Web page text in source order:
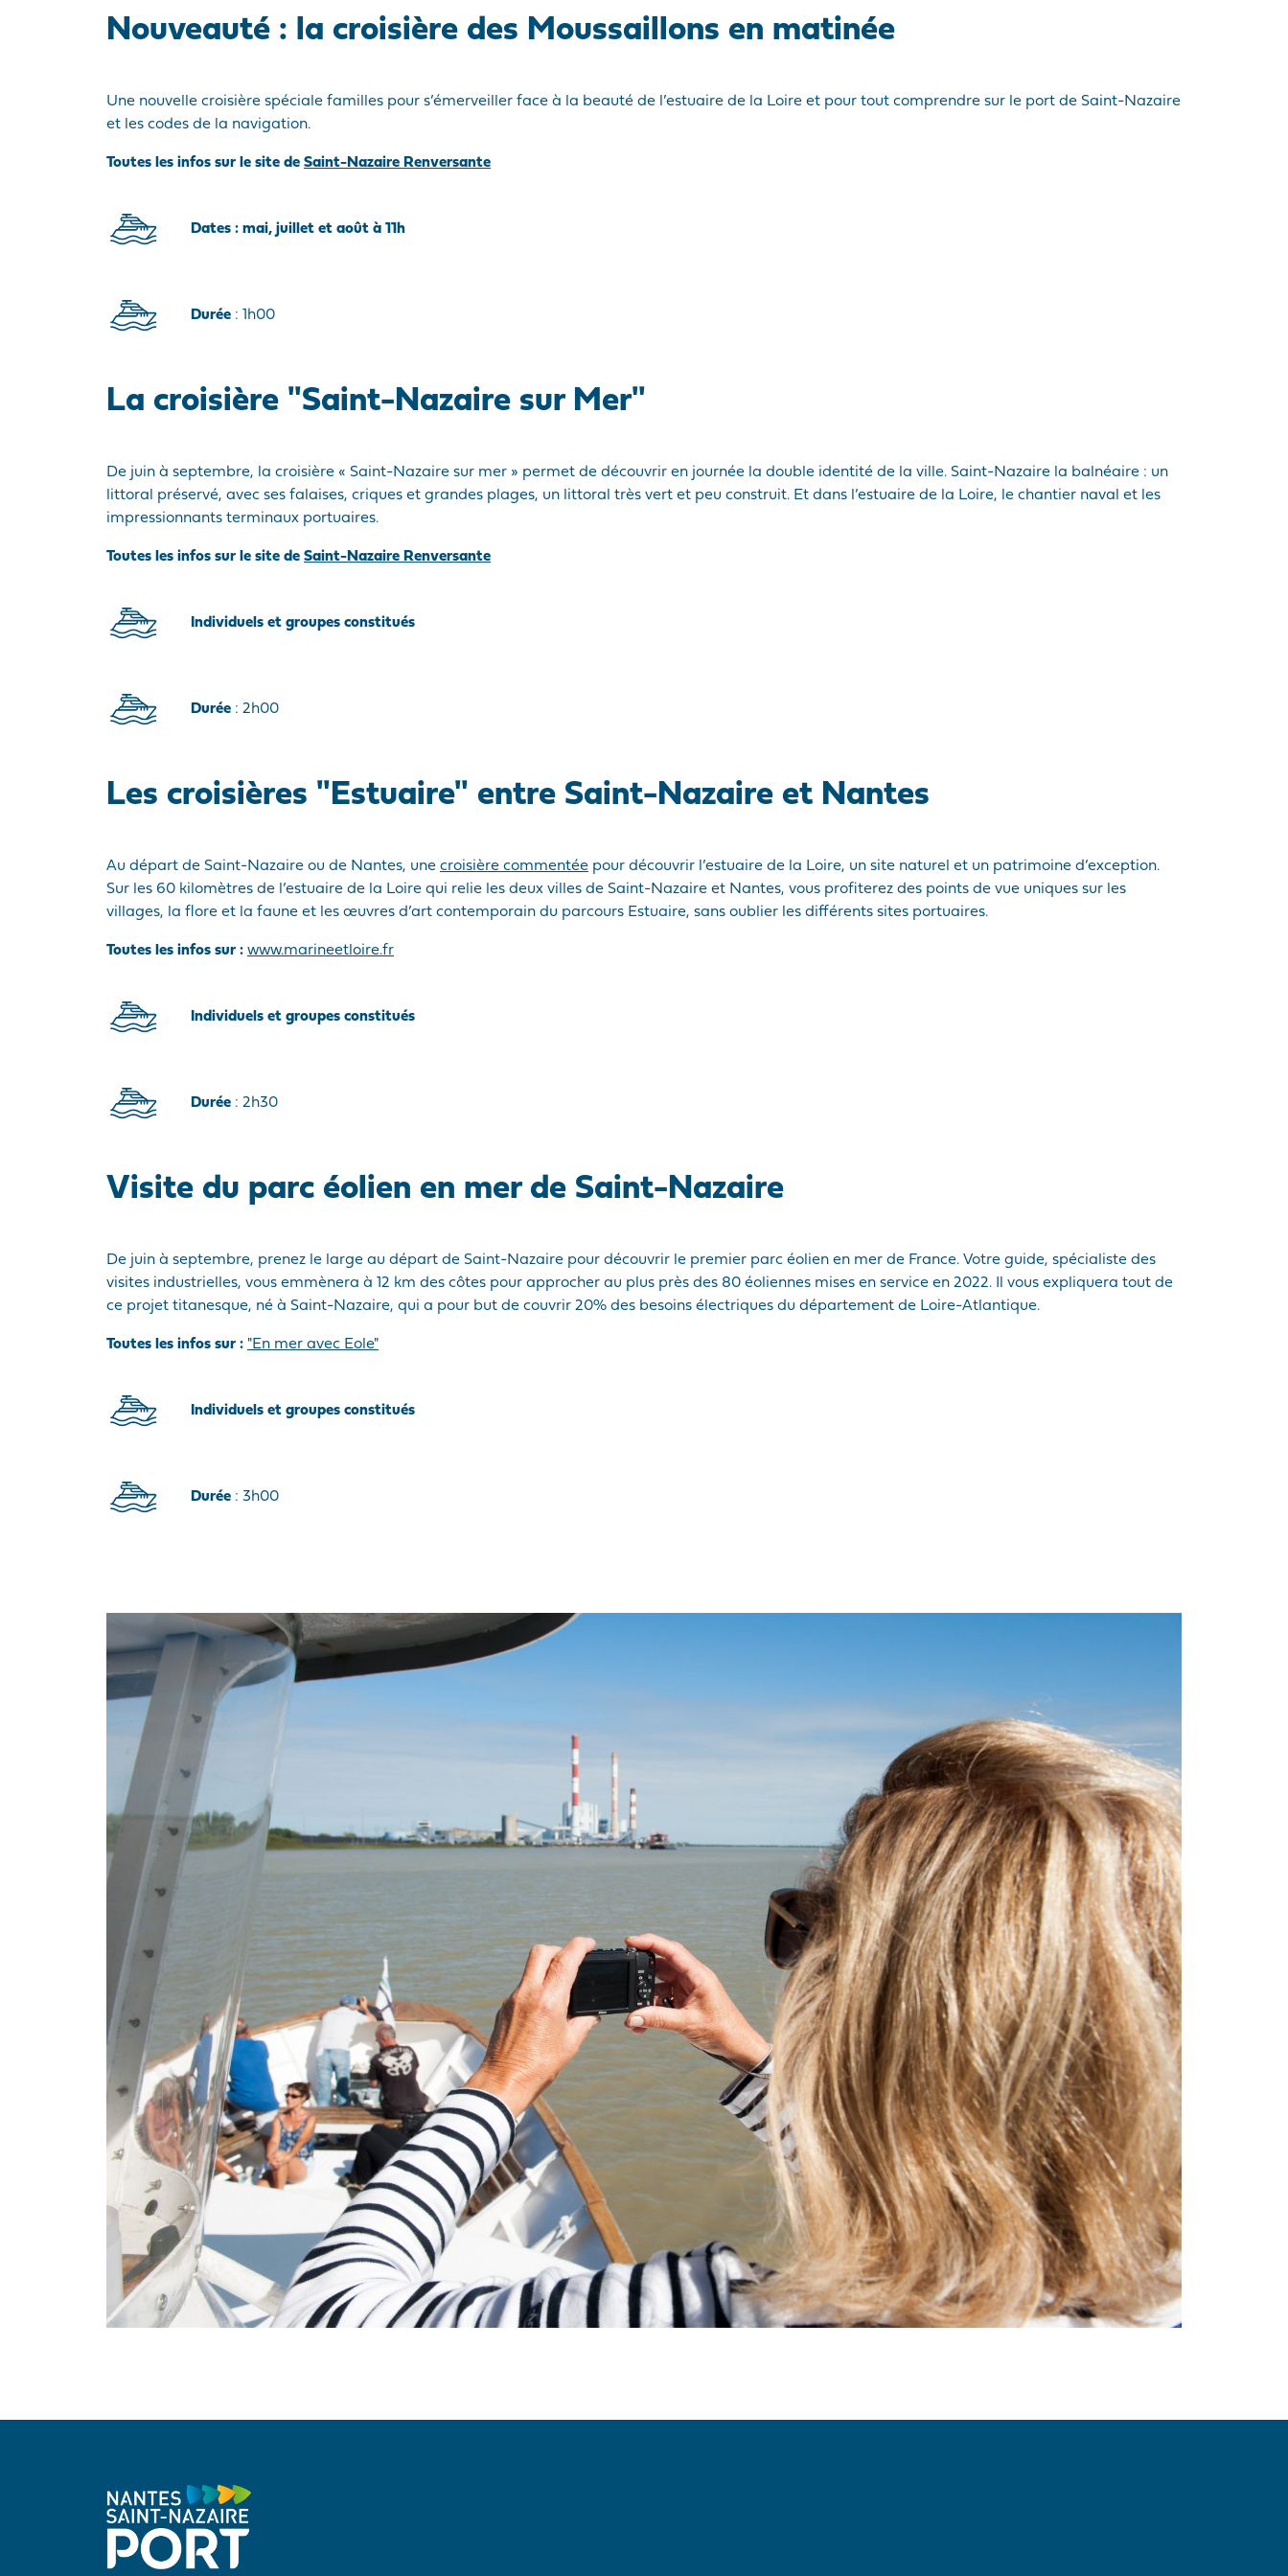
Nouveauté : la croisière des Moussaillons en matinée
Une nouvelle croisière spéciale familles pour s’émerveiller face à la beauté de l’estuaire de la Loire et pour tout comprendre sur le port de Saint-Nazaire
et les codes de la navigation.
Toutes les infos sur le site de Saint-Nazaire Renversante
Dates : mai, juillet et août à 11h
Durée : 1h00
La croisière "Saint-Nazaire sur Mer"
De juin à septembre, la croisière « Saint-Nazaire sur mer » permet de découvrir en journée la double identité de la ville. Saint-Nazaire la balnéaire : un
littoral préservé, avec ses falaises, criques et grandes plages, un littoral très vert et peu construit. Et dans l’estuaire de la Loire, le chantier naval et les
impressionnants terminaux portuaires.
Toutes les infos sur le site de Saint-Nazaire Renversante
Individuels et groupes constitués
Durée : 2h00
Les croisières "Estuaire" entre Saint-Nazaire et Nantes
Au départ de Saint-Nazaire ou de Nantes, une croisière commentée pour découvrir l’estuaire de la Loire, un site naturel et un patrimoine d’exception.
Sur les 60 kilomètres de l’estuaire de la Loire qui relie les deux villes de Saint-Nazaire et Nantes, vous profiterez des points de vue uniques sur les
villages, la flore et la faune et les œuvres d’art contemporain du parcours Estuaire, sans oublier les différents sites portuaires.
Toutes les infos sur : www.marineetloire.fr
Individuels et groupes constitués
Durée : 2h30
Visite du parc éolien en mer de Saint-Nazaire
De juin à septembre, prenez le large au départ de Saint-Nazaire pour découvrir le premier parc éolien en mer de France. Votre guide, spécialiste des
visites industrielles, vous emmènera à 12 km des côtes pour approcher au plus près des 80 éoliennes mises en service en 2022. Il vous expliquera tout de
ce projet titanesque, né à Saint-Nazaire, qui a pour but de couvrir 20% des besoins électriques du département de Loire-Atlantique.
Toutes les infos sur : "En mer avec Eole"
Individuels et groupes constitués
Durée : 3h00